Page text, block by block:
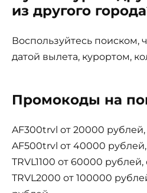
из другого
Воспользуйтесь поиском,
датой вылета, курортом,
Промокоды на
AF300trvl от 20000
AF500trvl от 40000
TRVL1100 от 60000
TRVL2000 от 100000